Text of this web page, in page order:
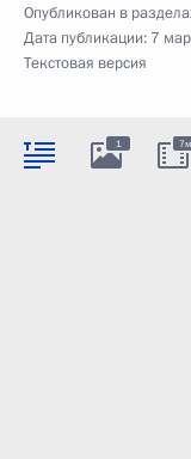
Опубликован в
Дата публикации: 7
Текстовая версия
1 7м